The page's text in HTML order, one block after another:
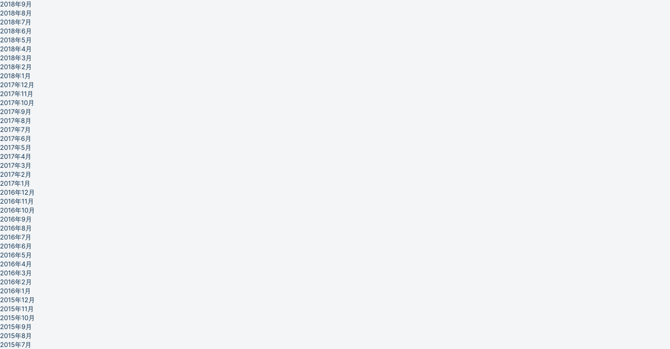
2018年9月
2018年8月
2018年7月
2018年6月
2018年5月
2018年4月
2018年3月
2018年2月
2018年1月
2017年12月
2017年11月
2017年10月
2017年9月
2017年8月
2017年7月
2017年6月
2017年5月
2017年4月
2017年3月
2017年2月
2017年1月
2016年12月
2016年11月
2016年10月
2016年9月
2016年8月
2016年7月
2016年6月
2016年5月
2016年4月
2016年3月
2016年2月
2016年1月
2015年12月
2015年11月
2015年10月
2015年9月
2015年8月
2015年7月